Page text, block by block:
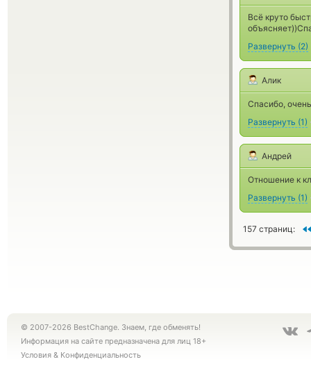
Всё круто
Развернуть (2)
Алик
Спасибо,
Развернуть (1)
Андрей
Отношение к
Развернуть (1)
157 страниц:
© 2007-2026 BestChange. Знаем, где обменять!
Информация на сайте предназначена для лиц 18+
Условия & Конфиденциальность